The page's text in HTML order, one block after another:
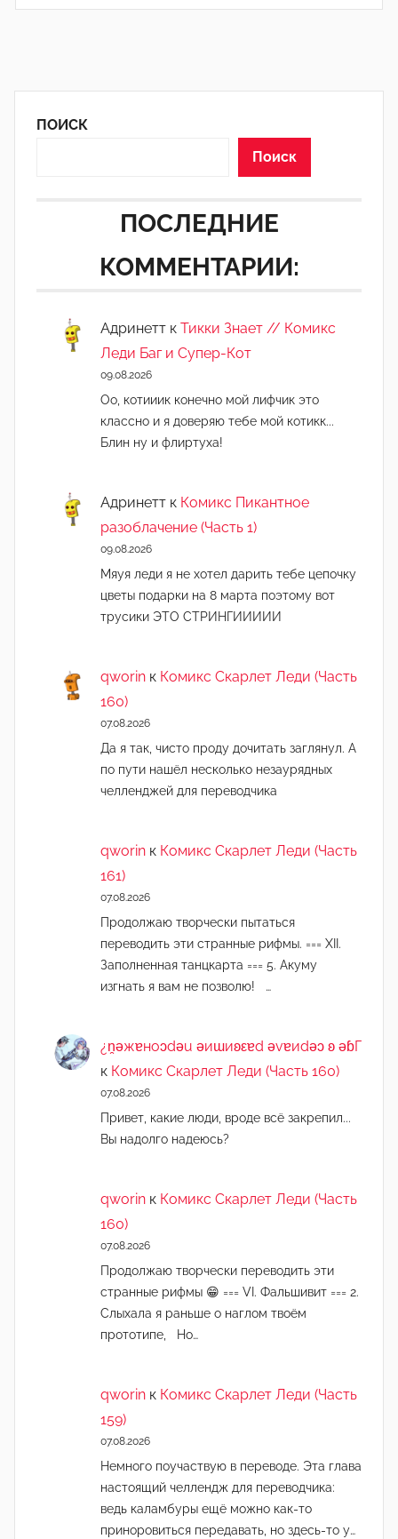
ПОИСК
Поиск
ПОСЛЕДНИЕ
КОММЕНТАРИИ:
Адринетт к Тикки Знает // Комикс
Леди Баг и Супер-Кот
09.08.2026
Оо, котииик конечно мой лифчик это
классно и я доверяю тебе мой котикк...
Блин ну и флиртуха!
Адринетт к Комикс Пикантное
разоблачение (Часть 1)
09.08.2026
Мяуя леди я не хотел дарить тебе цепочку
цветы подарки на 8 марта поэтому вот
трусики ЭТО СТРИНГИИИИИ
qworin к Комикс Скарлет Леди (Часть
160)
07.08.2026
Да я так, чисто проду дочитать заглянул. А
по пути нашёл несколько незаурядных
челленджей для переводчика
qworin к Комикс Скарлет Леди (Часть
161)
07.08.2026
Продолжаю творчески пытаться
переводить эти странные рифмы. === XII.
Заполненная танцкарта === 5. Акуму
изгнать я вам не позволю! …
¿n̯ǝжɐноɔdǝu ǝиɯиʚεɐd ǝvɐиdǝɔ ʚ ǝɓГ
к Комикс Скарлет Леди (Часть 160)
07.08.2026
Привет, какие люди, вроде всё закрепил...
Вы надолго надеюсь?
qworin к Комикс Скарлет Леди (Часть
160)
07.08.2026
Продолжаю творчески переводить эти
странные рифмы 😁 === VI. Фальшивит === 2.
Слыхала я раньше о наглом твоём
прототипе, Но…
qworin к Комикс Скарлет Леди (Часть
159)
07.08.2026
Немного поучаствую в переводе. Эта глава
настоящий челлендж для переводчика:
ведь каламбуры ещё можно как-то
приноровиться передавать, но здесь-то у…